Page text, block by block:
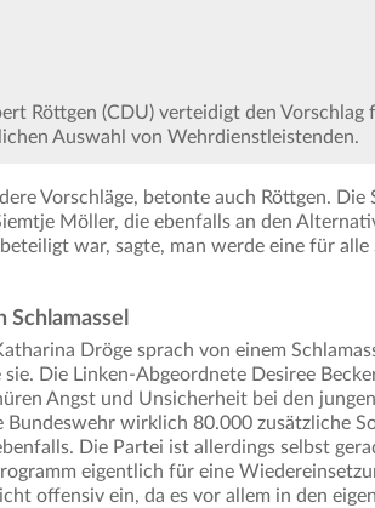
Röttgen (CDU) verteidigt den Vorschlag
Auswahl von Wehrdienstleistenden.
Vorschläge, betonte auch Röttgen. Die
Möller, die ebenfalls an den
war, sagte, man werde eine für alle
Dröge sprach von einem
Die Linken-Abgeordnete Desiree
Angst und Unsicherheit bei den
Bundeswehr wirklich 80.000 zusätzliche
Die Partei ist allerdings selbst
eigentlich für eine
offensiv ein, da es vor allem in den